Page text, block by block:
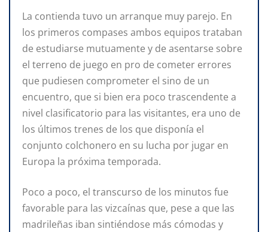
La contienda tuvo un arranque muy parejo. En
los primeros compases ambos equipos trataban
de estudiarse mutuamente y de asentarse sobre
el terreno de juego en pro de cometer errores
que pudiesen comprometer el sino de un
encuentro, que si bien era poco trascendente a
nivel clasificatorio para las visitantes, era uno de
los últimos trenes de los que disponía el
conjunto colchonero en su lucha por jugar en
Europa la próxima temporada.
Poco a poco, el transcurso de los minutos fue
favorable para las vizcaínas que, pese a que las
madrileñas iban sintiéndose más cómodas y